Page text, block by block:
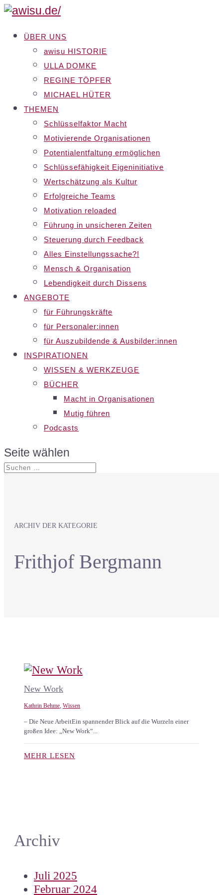
ÜBER UNS
awisu HISTORIE
ULLA DOMKE
REGINE TÖPFER
MICHAEL HÜTER
THEMEN
Schlüsselfaktor Macht
Motivierende Organisationen
Potentialentfaltung ermöglichen
Schlüssefähigkeit Eigeninitiative
Wertschätzung als Kultur
Erfolgreiche Teams
Motivation reloaded
Führung in unsicheren Zeiten
Steuerung durch Feedback
Alles Einstellungssache?!
Mensch & Organisation
Lebendigkeit durch Dissens
ANGEBOTE
für Führungskräfte
für Personaler:innen
für Auszubildende & Ausbilder:innen
INSPIRATIONEN
WISSEN & WERKZEUGE
BÜCHER
Macht in Organisationen
Mutig führen
Podcasts
Seite wählen
ARCHIV DER KATEGORIE
Frithjof Bergmann
Archiv
Juli 2025
Februar 2024
New Work
Kathrin Behme, Wissen
– Die Neue ArbeitEin spannender Blick auf die Wurzeln einer
großen Idee: „New Work“...
MEHR LESEN